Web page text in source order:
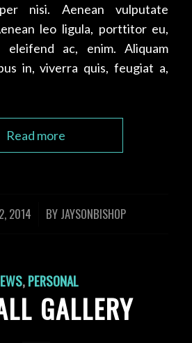
nisi. Aenean vulputate
leo ligula, porttitor eu,
eleifend ac, enim. Aliquam
in, viverra quis, feugiat a,
Read more
2014 BY JAYSONBISHOP
,PERSONAL
GALLERY